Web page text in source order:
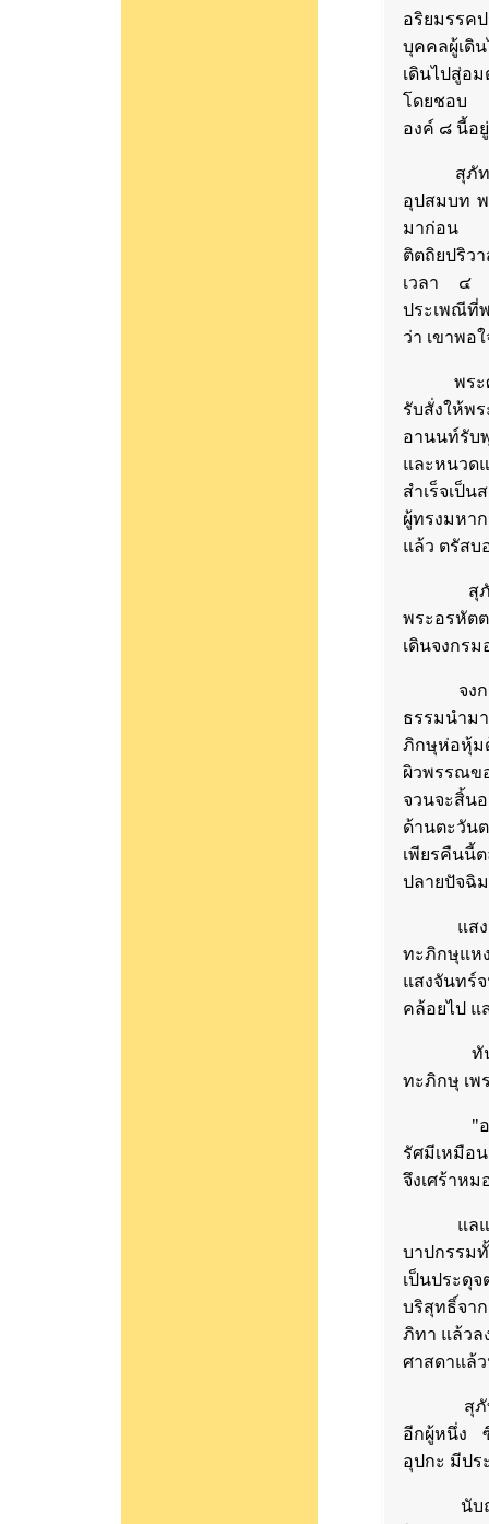
อริยมรรค
บุคคลผู้เดิ
เดินไปสู่อ
โดยชอบ
องค์ ๘ นี้อ
สุภัททะ
อุปสมบท พ
มาก่อน ถ้
ติตถิยปริว
เวลา ๔
ประเพณีที่
ว่า เขาพอ
พระศาส
รับสั่งให้
อานนท์รับ
และหนวด
สำเร็จเป็
ผู้ทรงมหา
แล้ว ตรัส
สุภัททะภิ
พระอรหัต
เดินจงกร
จงกรมนั้
ธรรมนำม
ภิกษุห่อหุ้ม
ผิวพรรณข
จวนจะสิ้น
ด้านตะวัน
เพียรคืนนี้
ปลายปัจฉิ
แสงจันท
ทะภิกษุแห
แสงจันทร์
คล้อยไป แ
ทันใดนั้
ทะภิกษุ เพ
"อา!" ท่
รัศมีเหมือ
จึงเศร้าห
แลแล้ววิ
บาปกรรม
เป็นประดุ
บริสุทธิ์จา
ภิทา แล้วล
ศาสดาแล้
สุภัททะ
อีกผู้หนึ่ง
อุปกะ มีปร
นับถอยห